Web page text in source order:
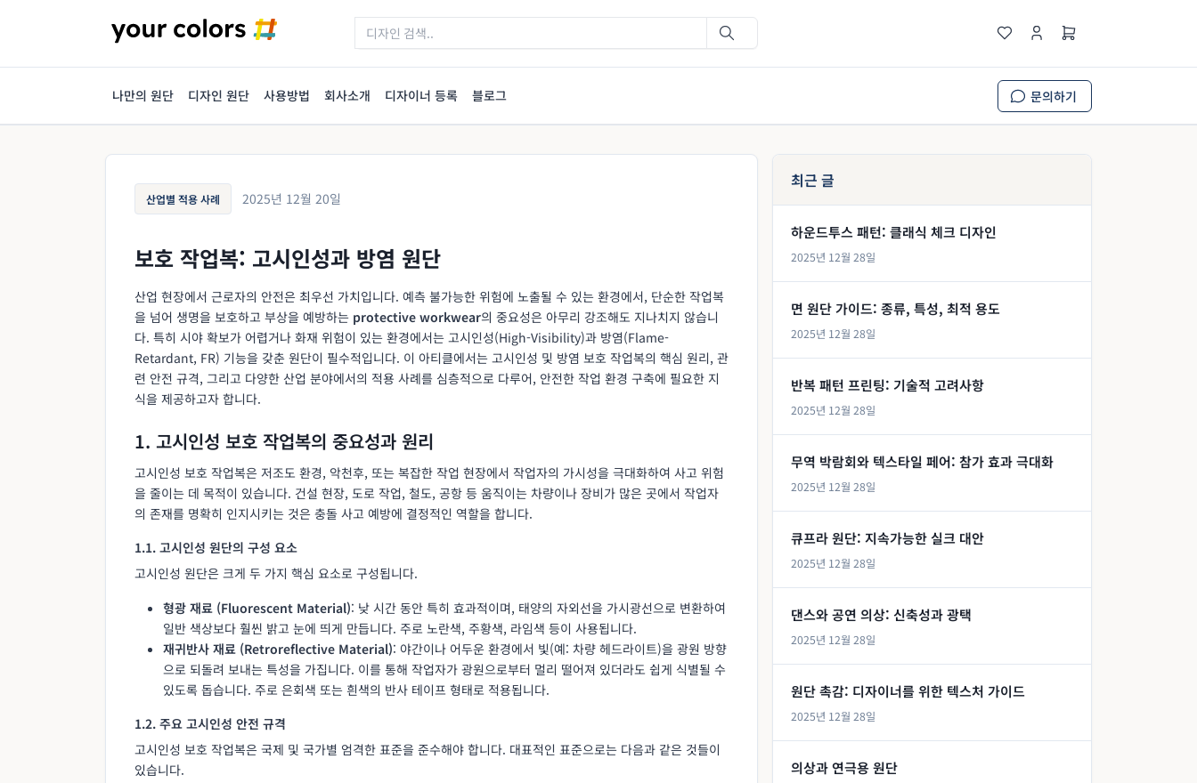
나만의 원단 디자인 원단 사용방법 회사소개 디자이너 등록 블로그 문의하기
산업별 적용 사례 2025년 12월 20일
보호 작업복: 고시인성과 방염 원단
산업 현장에서 근로자의 안전은 최우선 가치입니다. 예측 불가능한 위험에 노출될 수 있는 환경에서, 단순한 작업복
을 넘어 생명을 보호하고 부상을 예방하는 protective workwear의 중요성은 아무리 강조해도 지나치지 않습니
다. 특히 시야 확보가 어렵거나 화재 위험이 있는 환경에서는 고시인성(High-Visibility)과 방염(Flame-
Retardant, FR) 기능을 갖춘 원단이 필수적입니다. 이 아티클에서는 고시인성 및 방염 보호 작업복의 핵심 원리, 관
련 안전 규격, 그리고 다양한 산업 분야에서의 적용 사례를 심층적으로 다루어, 안전한 작업 환경 구축에 필요한 지
식을 제공하고자 합니다.
1. 고시인성 보호 작업복의 중요성과 원리
고시인성 보호 작업복은 저조도 환경, 악천후, 또는 복잡한 작업 현장에서 작업자의 가시성을 극대화하여 사고 위험
을 줄이는 데 목적이 있습니다. 건설 현장, 도로 작업, 철도, 공항 등 움직이는 차량이나 장비가 많은 곳에서 작업자
의 존재를 명확히 인지시키는 것은 충돌 사고 예방에 결정적인 역할을 합니다.
1.1. 고시인성 원단의 구성 요소
고시인성 원단은 크게 두 가지 핵심 요소로 구성됩니다.
형광 재료 (Fluorescent Material): 낮 시간 동안 특히 효과적이며, 태양의 자외선을 가시광선으로 변환하여
일반 색상보다 훨씬 밝고 눈에 띄게 만듭니다. 주로 노란색, 주황색, 라임색 등이 사용됩니다.
재귀반사 재료 (Retroreflective Material): 야간이나 어두운 환경에서 빛(예: 차량 헤드라이트)을 광원 방향
으로 되돌려 보내는 특성을 가집니다. 이를 통해 작업자가 광원으로부터 멀리 떨어져 있더라도 쉽게 식별될 수
있도록 돕습니다. 주로 은회색 또는 흰색의 반사 테이프 형태로 적용됩니다.
1.2. 주요 고시인성 안전 규격
고시인성 보호 작업복은 국제 및 국가별 엄격한 표준을 준수해야 합니다. 대표적인 표준으로는 다음과 같은 것들이
있습니다.
최근 글
하운드투스 패턴: 클래식 체크 디자인
2025년 12월 28일
면 원단 가이드: 종류, 특성, 최적 용도
2025년 12월 28일
반복 패턴 프린팅: 기술적 고려사항
2025년 12월 28일
무역 박람회와 텍스타일 페어: 참가 효과 극대화
2025년 12월 28일
큐프라 원단: 지속가능한 실크 대안
2025년 12월 28일
댄스와 공연 의상: 신축성과 광택
2025년 12월 28일
원단 촉감: 디자이너를 위한 텍스처 가이드
2025년 12월 28일
의상과 연극용 원단